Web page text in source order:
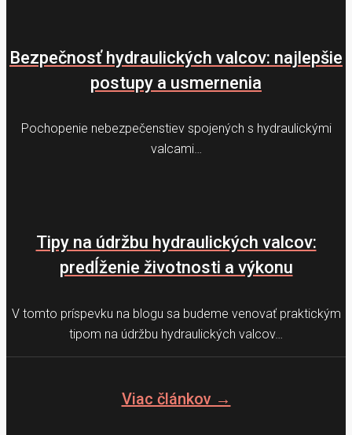
Bezpečnosť hydraulických valcov: najlepšie
postupy a usmernenia
Pochopenie nebezpečenstiev spojených s hydraulickými
valcami…
Tipy na údržbu hydraulických valcov:
predĺženie životnosti a výkonu
V tomto príspevku na blogu sa budeme venovať praktickým
tipom na údržbu hydraulických valcov…
Viac článkov →